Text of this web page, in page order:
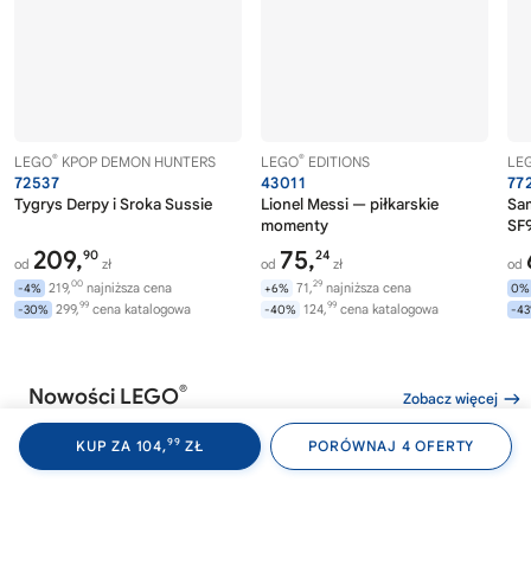
KUP ZA 104,99 ZŁ PORÓWNAJ 4 OFERTY
LEGO® KPOP DEMON HUNTERS
72537
Tygrys Derpy i Sroka Sussie
od 209,90
zł
-4% 219,00 najniższa cena
-30% 299,99 cena katalogowa
LEGO® EDITIONS
43011
Lionel Messi — piłkarskie
momenty
od 75,24
zł
+6% 71,29 najniższa cena
-40% 124,99 cena katalogowa
od
0%
-
Nowości LEGO® Zobacz więcej